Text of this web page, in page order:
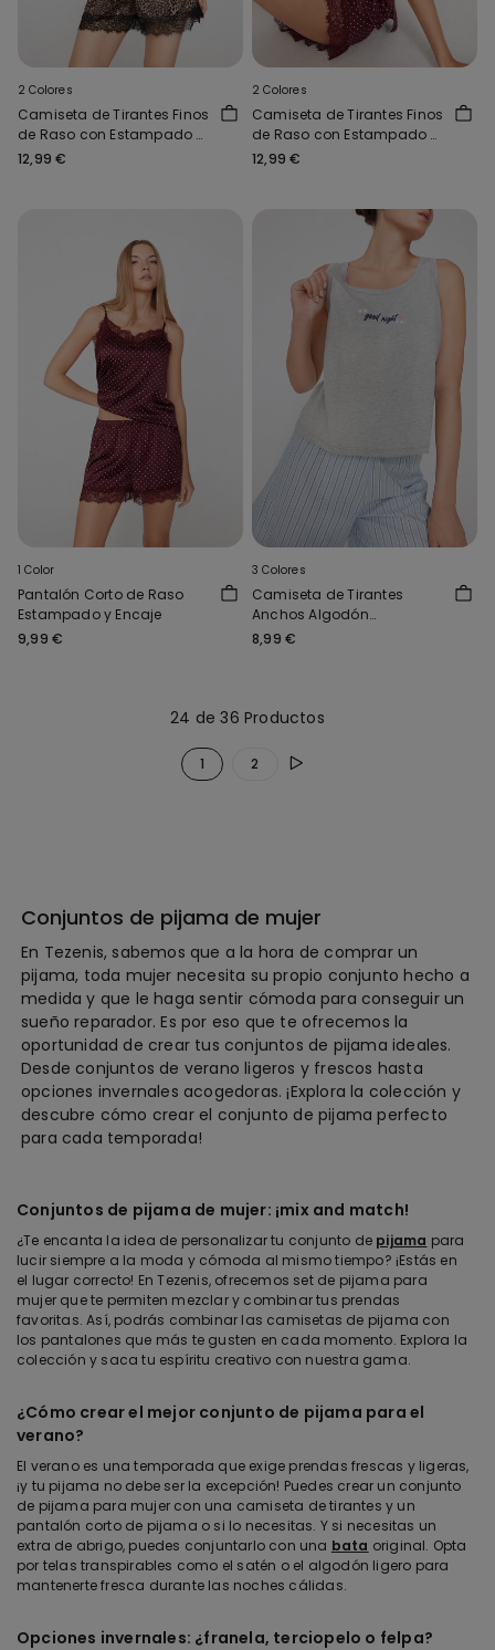
2 Colores
Camiseta de Tirantes Finos
de Raso con Estampado y
Encaje
12,99 €
2 Colores
Camiseta de Tirantes Finos
de Raso con Estampado y
Encaje
12,99 €
1 Color
Pantalón Corto de Raso
Estampado y Encaje
9,99 €
3 Colores
Camiseta de Tirantes
Anchos Algodón
Estampado
8,99 €
24 de 36 Productos
1 2
Conjuntos de pijama de mujer
En Tezenis, sabemos que a la hora de comprar un
pijama, toda mujer necesita su propio conjunto hecho a
medida y que le haga sentir cómoda para conseguir un
sueño reparador. Es por eso que te ofrecemos la
oportunidad de crear tus conjuntos de pijama ideales.
Desde conjuntos de verano ligeros y frescos hasta
opciones invernales acogedoras. ¡Explora la colección y
descubre cómo crear el conjunto de pijama perfecto
para cada temporada!
Conjuntos de pijama de mujer: ¡mix and match!
¿Te encanta la idea de personalizartu conjunto de pijama para
lucir siempre a la moda y cómoda al mismo tiempo? ¡Estás en
el lugar correcto! EnTezenis, ofrecemos set de pijama para
mujer quete permiten mezclary combinartus prendas
favoritas.Así, podrás combinar las camisetas de pijama con
los pantalones que más te gusten en cada momento. Explora la
colección y saca tu espíritu creativo con nuestra gama.
¿Cómo crearel mejor conjunto de pijama parael
verano?
El veranoes una temporada que exige prendas frescas y ligeras,
¡y tu pijama no debe ser la excepción! Puedes crear un conjunto
de pijama para mujer con una camiseta detirantes y un
pantalón cortode pijama o si lo necesitas. Y si necesitas un
extra de abrigo, puedes conjuntarlo con una bata original. Opta
por telas transpirables como el satén o el algodón ligero para
mantenertefresca durante las noches cálidas.
Opciones invernales: ¿franela, terciopelo o felpa?